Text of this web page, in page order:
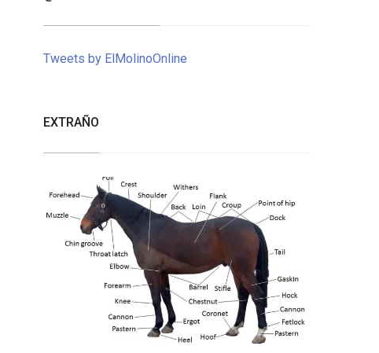
Tweets by ElMolinoOnline
EXTRAÑO